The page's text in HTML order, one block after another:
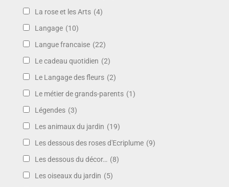
La rose et les Arts (4)
Langage (10)
Langue francaise (22)
Le cadeau quotidien (2)
Le Langage des fleurs (2)
Le métier de grands-parents (1)
Légendes (3)
Les animaux du jardin (19)
Les dessous des roses d'Ecriplume (9)
Les dessous du décor… (8)
Les oiseaux du jardin (5)